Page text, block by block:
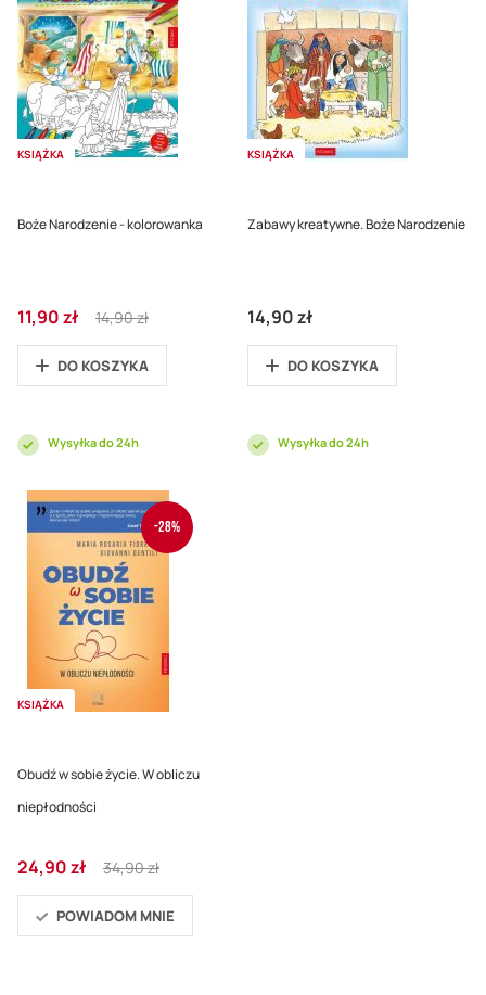
KSIĄŻKA
Boże Narodzenie - kolorowanka
Cena
promocyjna
11,90 zł
Regular
Price
14,90 zł
DO KOSZYKA
Wysyłka do 24h
KSIĄŻKA
Zabawy kreatywne. Boże Narodzenie
14,90 zł
DO KOSZYKA
Wysyłka do 24h
-28%
KSIĄŻKA
Obudź w sobie życie. W obliczu
niepłodności
Cena
promocyjna
24,90 zł
Regular
Price
34,90 zł
POWIADOM MNIE